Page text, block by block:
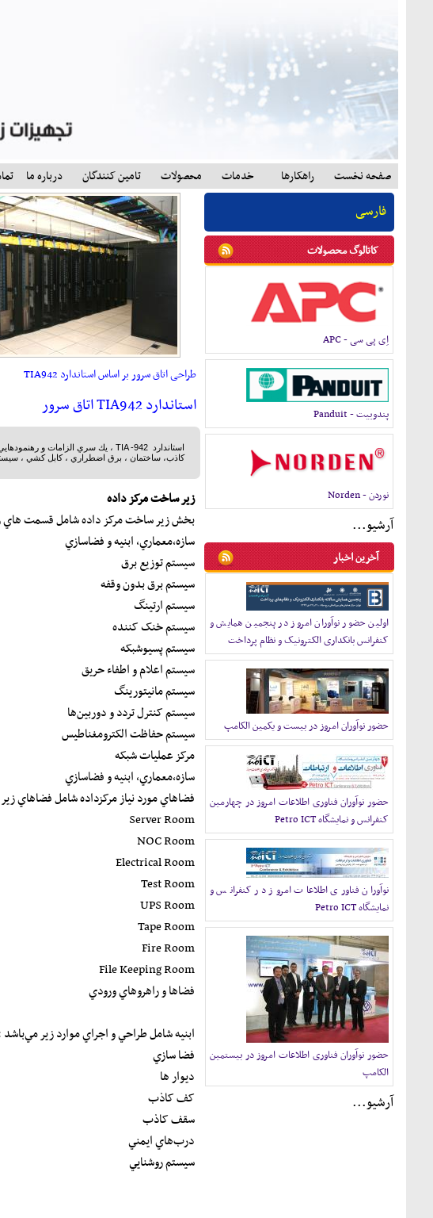
صفحه نخست راهکارها خدمات محصولات تامين کنندگان درباره ما
فارسی
کاتالوگ محصولات
اِی پی سی - APC
پندوييت - Panduit
نوردن - Norden
آرشيو...
آخرين اخبار
اولین حضور نوآوران امروز در پنجمین همایش و
کنفرانس بانکداری الکترونیک و نظام پرداخت
حضور نوآوران امروز در بیست و یکمین الکامپ
حضور نوآوران فناوری اطلاعات امروز در چهارمین
کنفرانس و نمایشگاه Petro ICT
نوآوران فناوری اطلاعات امروز در کنفرانس و
نمایشگاه Petro ICT
حضور نوآوران فناوری اطلاعات امروز در بیستمین
الکامپ
آرشيو...
طراحی اتاق سرور بر اساس استاندارد TIA942
استاندارد TIA942 اتاق سرور
استاندارد TIA -942 ، يك سري الزامات و
كاذب، ساختمان ، برق اضطراري ، كابل كشي ،
زير ساخت مرکز داده
بخش زير ساخت مرکز داده شامل قسمت هاي
سازه،معماري، ابنيه و فضاسازي
سيستم توزيع برق
سيستم برق بدون وقفه
سيستم ارتينگ
سيستم خنک کننده
سيستم پسيوشبکه
سيستم اعلام و اطفاء حريق
سيستم مانيتورينگ
سيستم کنترل تردد و دوربين‌ها
سيستم حفاظت الکترومغناطيس
مرکز عمليات شبکه
سازه،معماري، ابنيه و فضاسازي
فضاهاي مورد نياز مرکزداده شامل فضاهاي
Server Room
NOC Room
Electrical Room
Test Room
UPS Room
Tape Room
Fire Room
File Keeping Room
فضاها و راهروهاي ورودي
ابنيه شامل طراحي و اجراي موارد زير مي‌باشد
فضا سازي
ديوار ها
کف کاذب
سقف کاذب
درب‌هاي ايمني
سيستم روشنايي